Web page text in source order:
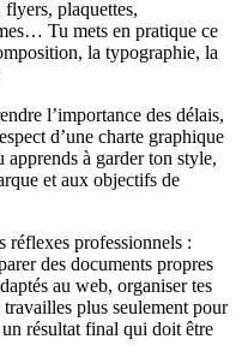
flyers, plaquettes,
Tu mets en pratique ce
la typographie, la
l’importance des délais,
d’une charte graphique
à garder ton style,
et aux objectifs de
réflexes professionnels :
des documents propres
au web, organiser tes
plus seulement pour
résultat final qui doit être